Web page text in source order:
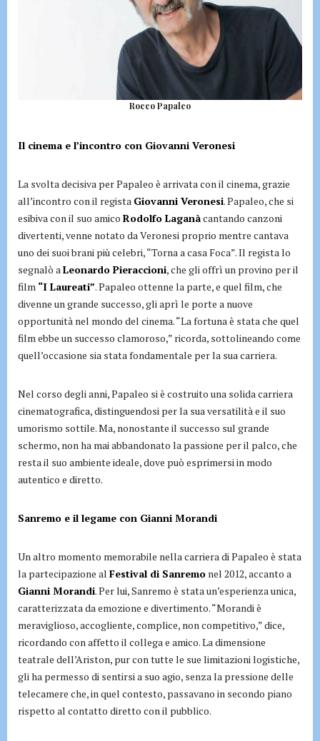
Rocco Papaleo
Il cinema e l’incontro con Giovanni Veronesi
La svolta decisiva per Papaleo è arrivata con il cinema, grazie
all’incontro con il regista Giovanni Veronesi. Papaleo, che si
esibiva con il suo amico Rodolfo Laganàcantando canzoni
divertenti, venne notato da Veronesi proprio mentre cantava
uno dei suoi brani più celebri, “Torna a casa Foca”. Il regista lo
segnalò aLeonardo Pieraccioni, che gli offrì un provino per il
film “I Laureati”. Papaleo ottenne la parte, e quel film, che
divenne un grande successo, gli aprì le porte a nuove
opportunità nel mondo del cinema. “La fortuna è stata che quel
film ebbe un successo clamoroso,” ricorda, sottolineando come
quell’occasione sia stata fondamentale per la sua carriera.
Nel corso degli anni, Papaleo si è costruito una solida carriera
cinematografica, distinguendosi per la sua versatilità e il suo
umorismo sottile. Ma, nonostante il successo sul grande
schermo, non ha mai abbandonato la passione per il palco, che
resta il suo ambiente ideale, dove può esprimersi in modo
autentico e diretto.
Sanremo e il legame con Gianni Morandi
Un altro momento memorabile nella carriera di Papaleo è stata
la partecipazione al Festival di Sanremo nel 2012, accanto a
Gianni Morandi. Per lui, Sanremo è stata un’esperienza unica,
caratterizzata da emozione e divertimento. “Morandi è
meraviglioso, accogliente, complice, non competitivo,” dice,
ricordando con affetto il collega e amico. La dimensione
teatrale dell’Ariston, pur con tutte le sue limitazioni logistiche,
gli ha permesso di sentirsi a suo agio, senza la pressione delle
telecamere che, in quel contesto, passavano in secondo piano
rispetto al contatto diretto con il pubblico.